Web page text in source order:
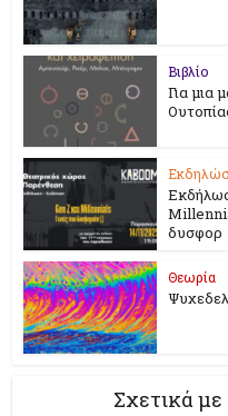
Βιβλίο
Για μια
δυσφορ
Θεωρία
Σχετικά